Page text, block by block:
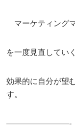
マーケティング
を一度見直してい
効果的に自分が望
す。
————————-